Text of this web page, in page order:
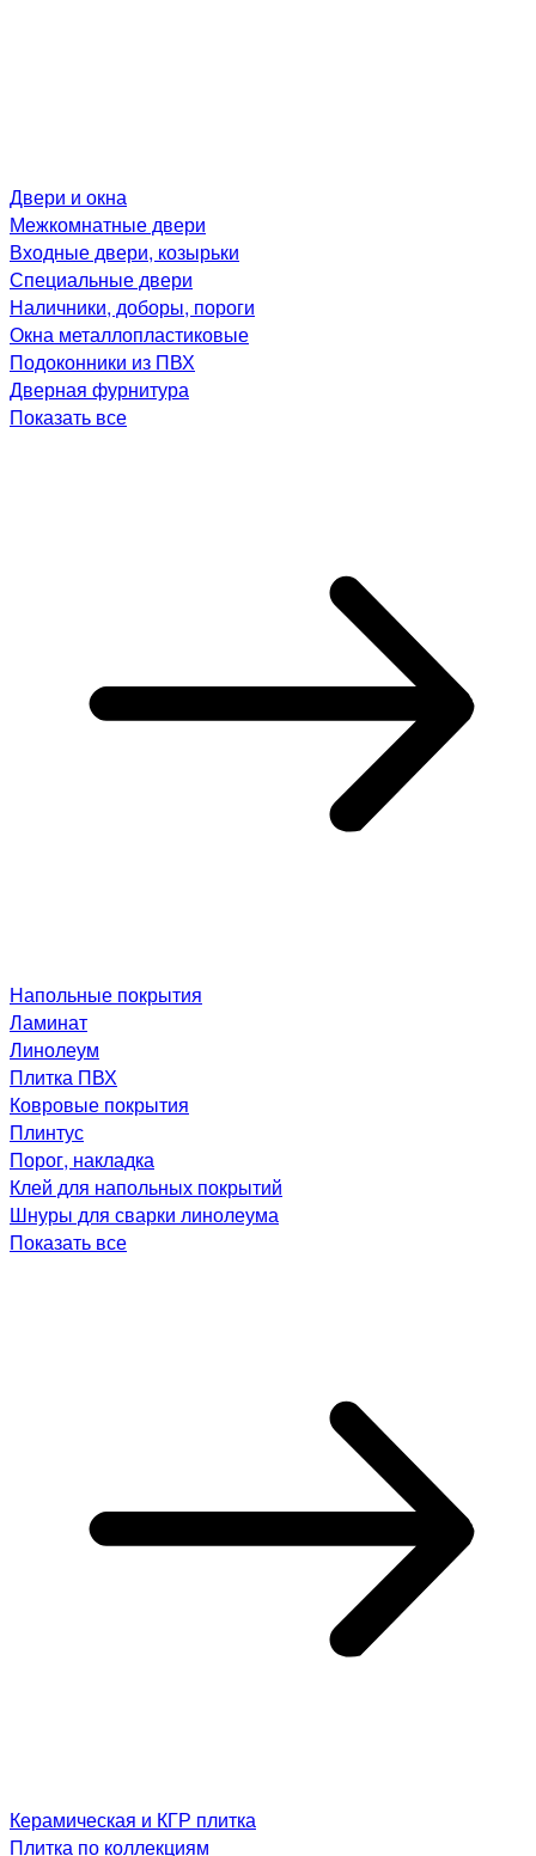
Двери и окна
Межкомнатные двери
Входные двери, козырьки
Специальные двери
Наличники, доборы, пороги
Окна металлопластиковые
Подоконники из ПВХ
Дверная фурнитура
Показать все
Напольные покрытия
Ламинат
Линолеум
Плитка ПВХ
Ковровые покрытия
Плинтус
Порог, накладка
Клей для напольных покрытий
Шнуры для сварки линолеума
Показать все
Керамическая и КГР плитка
Плитка по коллекциям